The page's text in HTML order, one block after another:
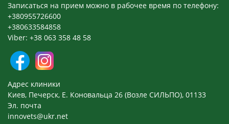
Записаться на прием можно в рабочее время по телефону:
+380955726600
+380633584858
Viber: +38 063 358 48 58
Адрес клиники
Киев, Печерск, Е. Коновальца 26 (Возле СИЛЬПО), 01133
Эл. почта
innovets@ukr.net